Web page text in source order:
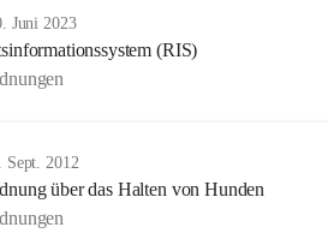
Juni 2023
(RIS)
Sept. 2012
über das Halten von Hunden